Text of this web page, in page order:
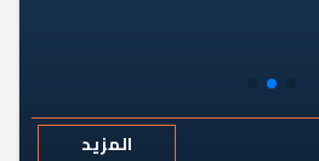
المزيد